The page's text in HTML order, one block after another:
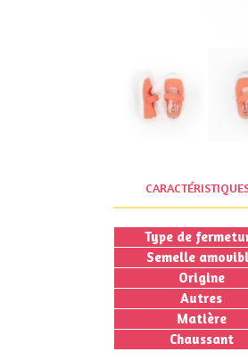
Type de
Semelle
Origine
Autres
Matière
Chaussant